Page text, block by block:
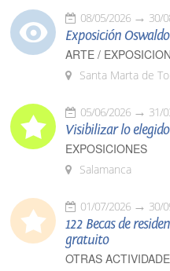
08/05/2026 30/
Exposición
ARTE /
Santa Marta de
05/06/2026 31/
Visibilizar lo elegido
EXPOSICIONES
Salamanca
01/07/2026 30/
122 Becas de
gratuito
OTRAS